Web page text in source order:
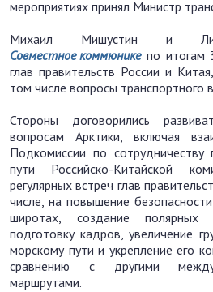
мероприятиях принял Министр
Михаил Мишустин и
Совместное коммюникепо итогам
глав правительств России и
том числе вопросы транспортного
Стороны договорились
вопросам Арктики, включая
Подкомиссии по
пути Российско-Китайской
регулярных встреч глав
числе, на повышение
широтах, создание
подготовку кадров, увеличение
морскому пути и укрепление его
сравнению с другими
маршрутами.